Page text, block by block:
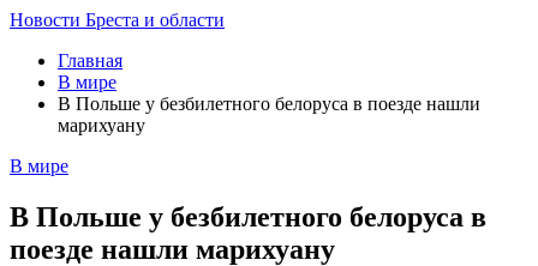
Новости Бреста и области
Главная
В мире
В Польше у безбилетного белоруса в поезде нашли
марихуану
В мире
В Польше у безбилетного белоруса в
поезде нашли марихуану